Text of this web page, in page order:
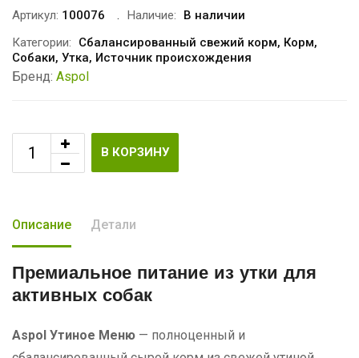
Артикул: 100076 Наличие:
В наличии
Категории:
Сбалансированный свежий корм, Корм,
Собаки, Утка, Источник происхождения
Бренд: Aspol
В КОРЗИНУ
Описание Детали
Премиальное питание из утки для
активных собак
Aspol Утиное Меню — полноценный и